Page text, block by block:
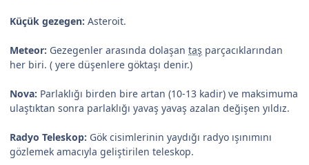
Küçük gezegen: Asteroit.
Meteor: Gezegenler arasında dolaşan taş parçacıklarından
her biri. ( yere düşenlere göktaşı denir.)
Nova: Parlaklığı birden bire artan (10-13 kadir) ve maksimuma
ulaştıktan sonra parlaklığı yavaş yavaş azalan değişen yıldız.
Radyo Teleskop: Gök cisimlerinin yaydığı radyo ışınımını
gözlemek amacıyla geliştirilen teleskop.